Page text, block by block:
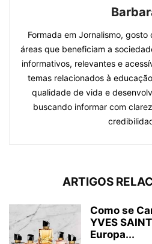
Formada em Jornalismo,
áreas que beneficiam a
informativos, relevantes e
temas relacionados à
qualidade de vida e
buscando informar com
ARTIGOS
Como se
YVES
Europa...